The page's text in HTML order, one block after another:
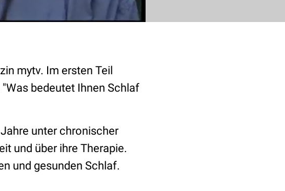
mytv. Im ersten Teil
bedeutet Ihnen Schlaf
unter chronischer
und über ihre Therapie.
und gesunden Schlaf.